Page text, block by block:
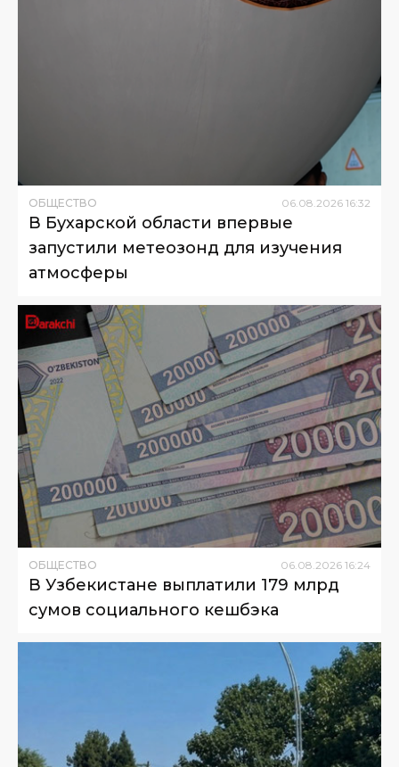
ОБЩЕСТВО 06 08 2026 16:32
В Бухарской области впервые
запустили метеозонд для изучения
атмосферы
ОБЩЕСТВО 06.08.2026 16:24
В Узбекистане выплатили 179 млрд
сумов социального кешбэка